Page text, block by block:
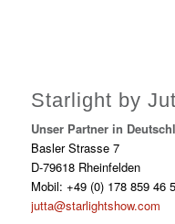
Starlight by
Unser Partner in
Basler Strasse 7
D-79618 Rheinfelden
Mobil: +49 (0) 178 859 46
jutta@starlightshow.com